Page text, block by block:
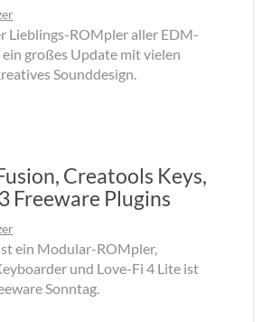
Lieblings-ROMpler aller EDM-
großes Update mit vielen
Sounddesign.
Creatools Keys,
Freeware Plugins
ein Modular-ROMpler,
und Love-Fi 4 Lite ist
Sonntag.